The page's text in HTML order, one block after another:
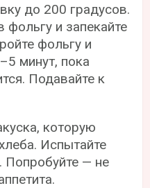
до 200 градусов.
фольгу и запекайте
фольгу и
минут, пока
Подавайте к
которую
Испытайте
. Попробуйте — не